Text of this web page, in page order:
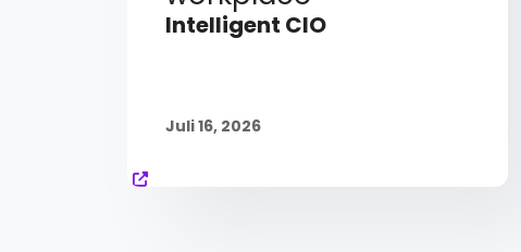
Intelligent CIO
Juli 16, 2026